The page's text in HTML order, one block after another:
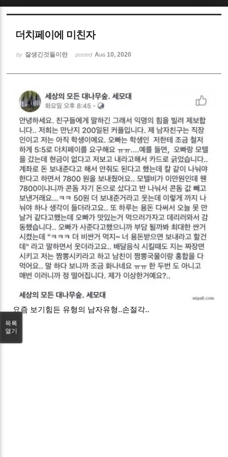
더치페이에 미친자
by 잘생긴것들이란 posted Aug 10, 2020
요즘 보기힘든 유형의 남자유형..손절각..
목록
열기
Sketchbook5, 스케치북5
Sketchbook5, 스케치북5